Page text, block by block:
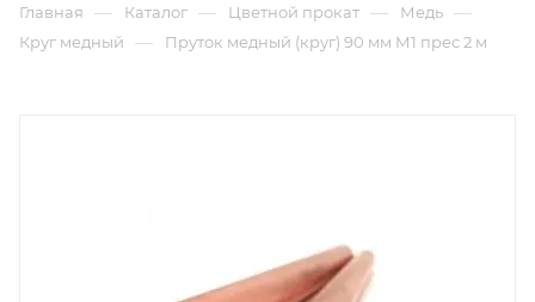
Главная — Каталог — Цветной прокат — Медь —
Круг медный — Пруток медный (круг) 90 мм М1 прес 2 м